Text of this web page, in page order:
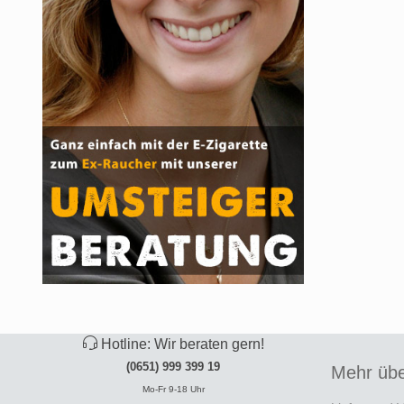
Hotline: Wir beraten gern!
(0651) 999 399 19
Mo-Fr 9-18 Uhr
Mehr